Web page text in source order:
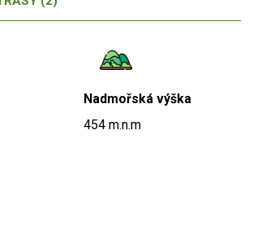
Nadmořská výška
454 m.n.m